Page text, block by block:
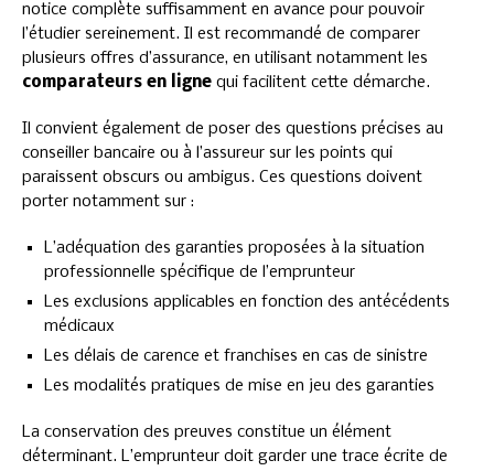
notice complète suffisamment en avance pour pouvoir
l’étudier sereinement. Il est recommandé de comparer
plusieurs offres d’assurance, en utilisant notamment les
comparateurs en ligne qui facilitent cette démarche.
Il convient également de poser des questions précises au
conseiller bancaire ou à l’assureur sur les points qui
paraissent obscurs ou ambigus. Ces questions doivent
porter notamment sur :
L’adéquation des garanties proposées à la situation
professionnelle spécifique de l’emprunteur
Les exclusions applicables en fonction des antécédents
médicaux
Les délais de carence et franchises en cas de sinistre
Les modalités pratiques de mise en jeu des garanties
La conservation des preuves constitue un élément
déterminant. L’emprunteur doit garder une trace écrite de